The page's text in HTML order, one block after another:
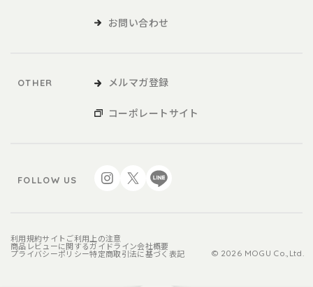
お問い合わせ
OTHER メルマガ登録
コーポレートサイト
FOLLOW US
利用規約サイトご利用上の注意
商品レビューに関するガイドライン会社概要
プライバシーポリシー特定商取引法に基づく表記 © 2026 MOGU Co.,Ltd.